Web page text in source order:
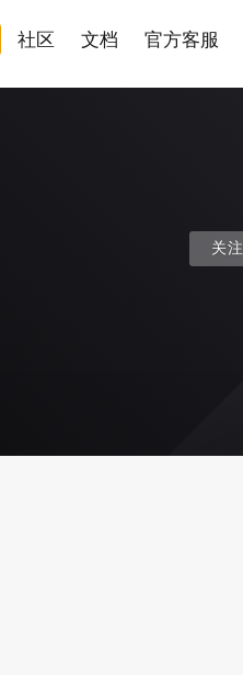
社区 文档 官方客服
关注